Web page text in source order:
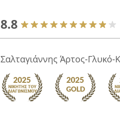
8.8
Σαλταγιάννης Άρτος-Γλυκό-